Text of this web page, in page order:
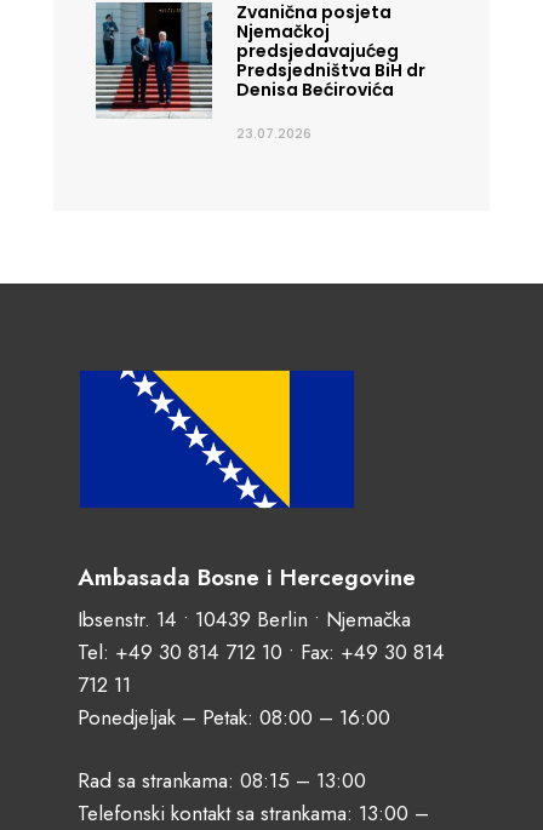
Zvanična posjeta
Njemačkoj
predsjedavajućeg
Predsjedništva BiH dr
Denisa Bećirovića
23.07.2026
Ambasada Bosne i Hercegovine
Ibsenstr. 14 • 10439 Berlin • Njemačka
Tel: +49 30 814 712 10 • Fax: +49 30 814
712 11
Ponedjeljak – Petak: 08:00 – 16:00
Rad sa strankama: 08:15 – 13:00
Telefonski kontakt sa strankama: 13:00 –